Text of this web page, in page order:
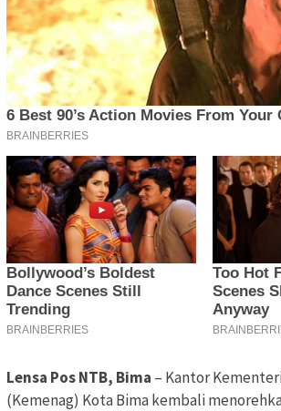
Lensa Pos NTB, Bima – Kantor
(Kemenag) Kota Bima kembali